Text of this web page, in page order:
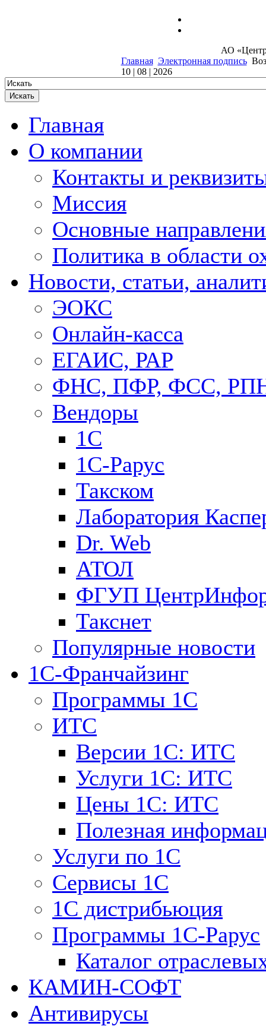
АО
Главная Электронная подпись
10 | 08 | 2026
Главная
О компании
Контакты и
Миссия
Основные
Политика в области
Новости, статьи,
ЭОКС
Онлайн-касса
ЕГАИС, РАР
ФНС, ПФР, ФСС,
Вендоры
1С
1C-Рарус
Такском
Лаборатория
Dr. Web
АТОЛ
ФГУП
Такснет
Популярные новости
1С-Франчайзинг
Программы 1С
ИТС
Версии 1С: ИТС
Услуги 1С: ИТС
Цены 1С: ИТС
Полезная
Услуги по 1С
Сервисы 1С
1С дистрибьюция
Программы 1С-Рарус
Каталог
КАМИН-СОФТ
Антивирусы